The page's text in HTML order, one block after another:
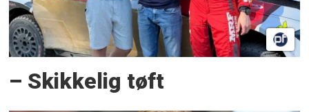
– Skikkelig tøft